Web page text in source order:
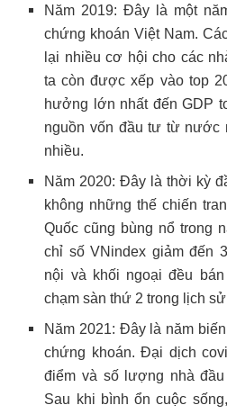
Năm 2019: Đây là một
chứng khoán Việt Nam.
lại nhiều cơ hội cho các
ta còn được xếp vào top
hưởng lớn nhất đến GDP
nguồn vốn đầu tư từ nước
nhiều.
Năm 2020: Đây là thời kỳ
không những thế chiến
Quốc cũng bùng nổ trong
chỉ số VNindex giảm đến
nội và khối ngoại đều
chạm sàn thứ 2 trong lịch
Năm 2021: Đây là năm
chứng khoán. Đại dịch
điểm và số lượng nhà
Sau khi bình ổn cuộc